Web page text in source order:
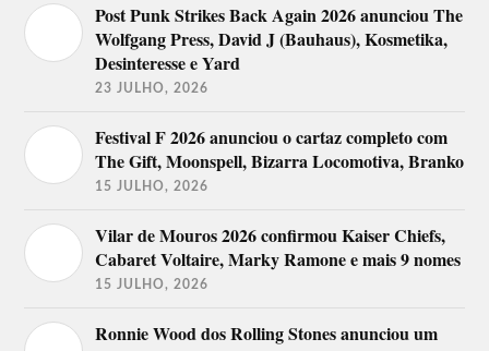
Post Punk Strikes Back Again 2026 anunciou The
Wolfgang Press, David J (Bauhaus), Kosmetika,
Desinteresse e Yard
23 JULHO, 2026
Festival F 2026 anunciou o cartaz completo com
The Gift, Moonspell, Bizarra Locomotiva, Branko
15 JULHO, 2026
Vilar de Mouros 2026 confirmou Kaiser Chiefs,
Cabaret Voltaire, Marky Ramone e mais 9 nomes
15 JULHO, 2026
Ronnie Wood dos Rolling Stones anunciou um